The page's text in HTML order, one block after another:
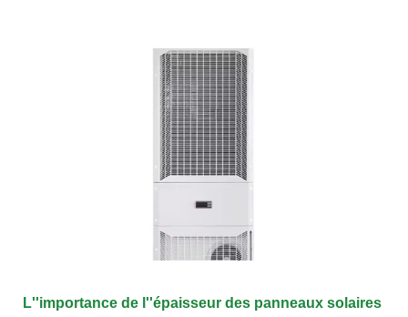
L''importance de l''épaisseur des panneaux solaires